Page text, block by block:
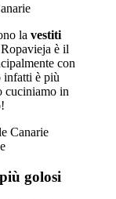
la vestiti
è il
con
infatti è più
cuciniamo in
golosi